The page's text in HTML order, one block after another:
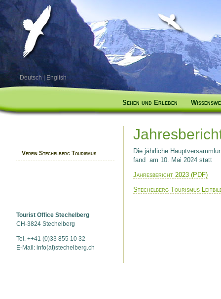
Deutsch |English
Sehen und Erleben
Verein Stechelberg Tourismus
Tourist Office Stechelberg
CH-3824 Stechelberg
Tel. ++41 (0)33 855 10 32
E-Mail: info(at)stechelberg.ch
Die jährliche
fand am 10. Mai 2024 statt
Jahresbericht 2023 (PDF)
Stechelberg Tourismus